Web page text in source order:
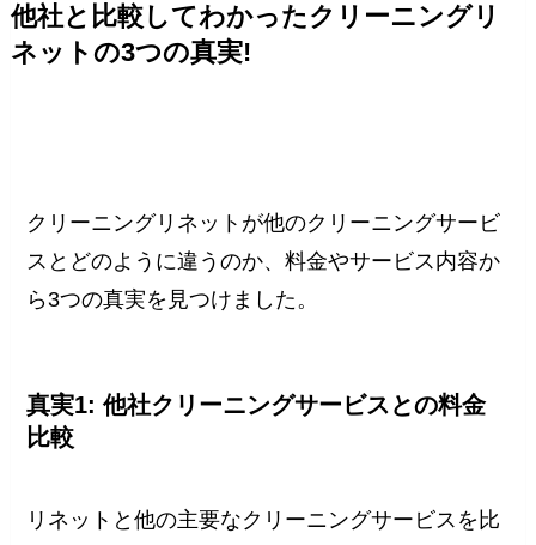
他社と比較してわかったクリーニングリ
ネットの3つの真実!
クリーニングリネットが他のクリーニングサービ
スとどのように違うのか、料金やサービス内容か
ら3つの真実を見つけました。
真実1: 他社クリーニングサービスとの料金
比較
リネットと他の主要なクリーニングサービスを比